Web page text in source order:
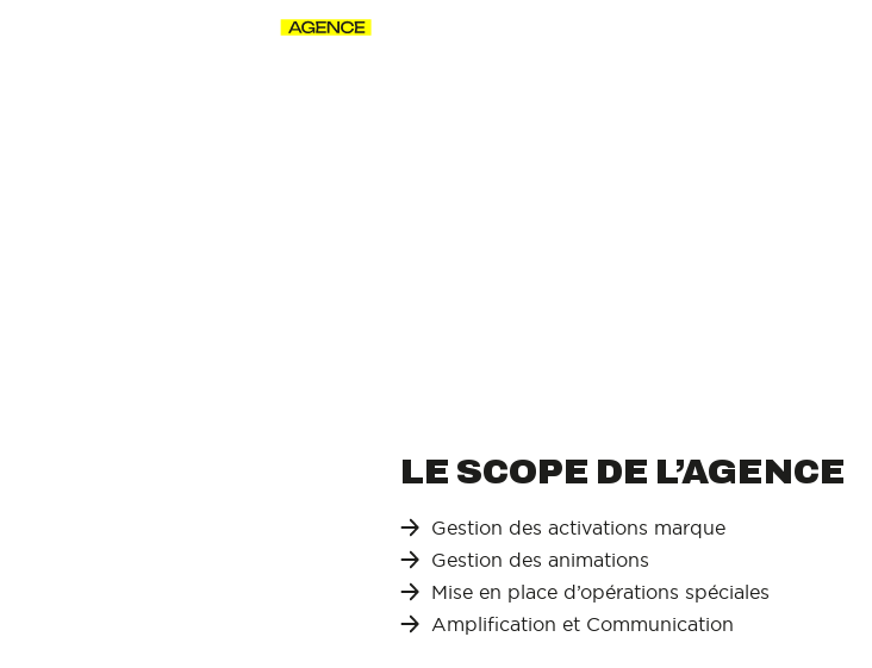
La Voix des Sports Agence
LE SCOPE DE L’AGENCE
Gestion des activations marque
Gestion des animations
Mise en place d’opérations spéciales
Amplification et Communication